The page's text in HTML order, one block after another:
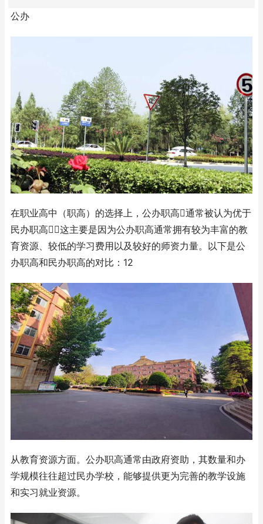
公办
在职业高中（职高）的选择上，公办职高通常被认为优于
民办职高，这主要是因为公办职高通常拥有较为丰富的教
育资源、较低的学习费用以及较好的师资力量。以下是公
办职高和民办职高的对比：12
从教育资源方面。公办职高通常由政府资助，其数量和办
学规模往往超过民办学校，能够提供更为完善的教学设施
和实习就业资源。